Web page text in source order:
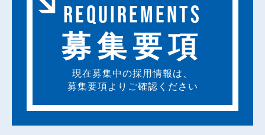
REQUIREMENTS
募集要項
現在募集中の採用情報は、
募集要項よりご確認ください